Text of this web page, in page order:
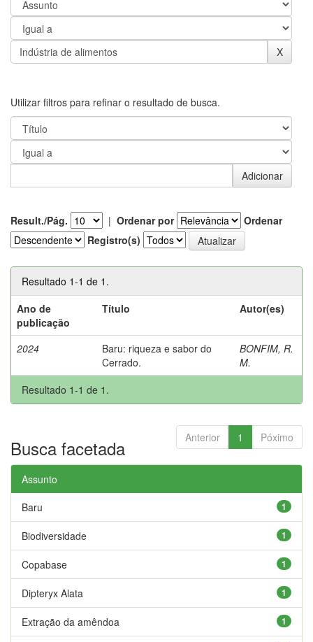
Utilizar filtros para refinar o resultado de busca.
Result./Pág. | Ordenar por
Ordenar
Registro(s)
Resultado 1-1 de 1.
Ano de
publicação
Título Autor(es)
2024
Baru: riqueza e sabor do
Cerrado.
BONFIM, R.
M.
Resultado 1-1 de 1.
Anterior 1 Póximo
Busca facetada
Assunto
1
Baru
1
Biodiversidade
1
Copabase
1
Dipteryx Alata
1
Extração da amêndoa